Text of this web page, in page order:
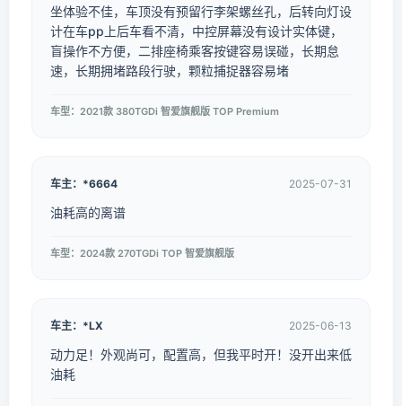
坐体验不佳，车顶没有预留行李架螺丝孔，后转向灯设
计在车pp上后车看不清，中控屏幕没有设计实体键，
盲操作不方便，二排座椅乘客按键容易误碰，长期怠
速，长期拥堵路段行驶，颗粒捕捉器容易堵
车型：2021款 380TGDi 智爱旗舰版 TOP Premium
车主：*6664 2025-07-31
油耗高的离谱
车型：2024款 270TGDi TOP 智爱旗舰版
车主：*LX 2025-06-13
动力足！外观尚可，配置高，但我平时开！没开出来低
油耗